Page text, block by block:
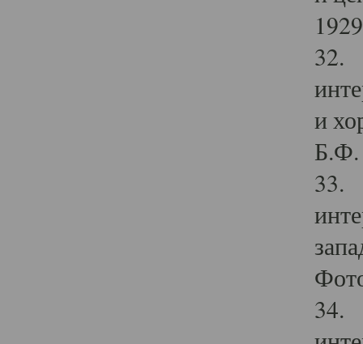
32.
и
Б.Ф.
33.
34.